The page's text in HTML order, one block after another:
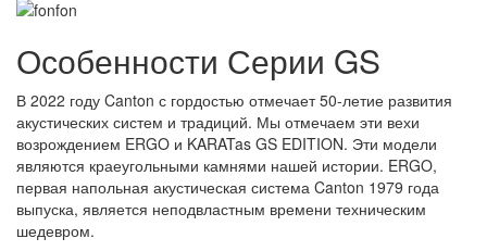
Особенности Серии GS
В 2022 году Canton с гордостью отмечает 50-летие развития
акустических систем и традиций. Мы отмечаем эти вехи
возрождением ERGO и KARATas GS EDITION. Эти модели
являются краеугольными камнями нашей истории. ERGO,
первая напольная акустическая система Canton 1979 года
выпуска, является неподвластным времени техническим
шедевром.